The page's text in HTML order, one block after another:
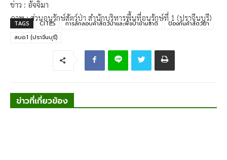
ข่าว : อัจจิมา
ภาพ : ส่วนอนุรักษ์สัตว์ป่า สำนักบริหารพื้นที่อนุรักษ์ที่ 1 (ปราจีนบุรี)
TAGS CITES การลักลอบค้าสัตว์ป่าและพืชป่าข้ามชาติ
ป้องกันค้าสัตว์ป่า
สบอ.1 (ปราจีนบุรี)
ข่าวที่เกี่ยวข้อง